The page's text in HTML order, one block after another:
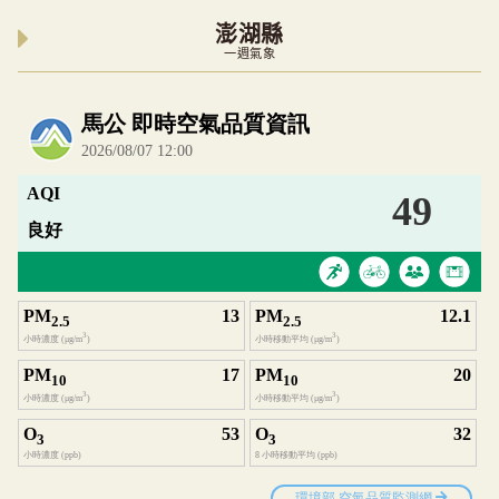
澎湖縣
一週氣象
內嵌空氣品質小工具為視覺預覽，完整即時空